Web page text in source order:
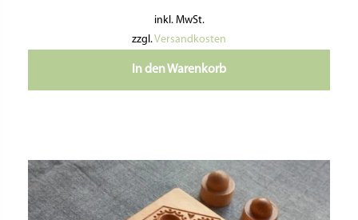
inkl. MwSt.
zzgl.Versandkosten
In den Warenkorb